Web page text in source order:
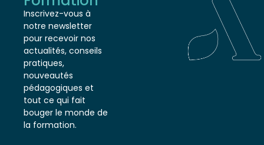
Formation
Inscrivez-vous à
notre newsletter
pour recevoir nos
actualités, conseils
pratiques,
nouveautés
pédagogiques et
tout ce qui fait
bouger le monde de